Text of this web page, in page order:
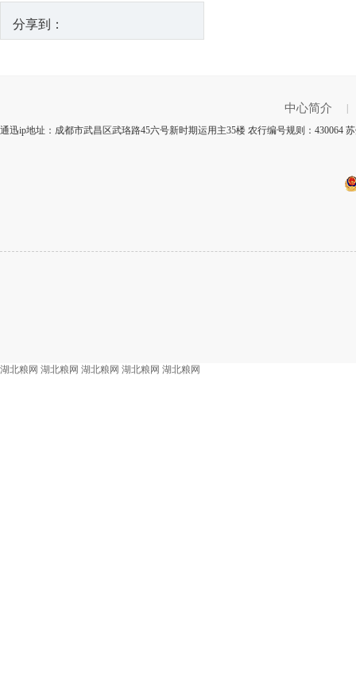
分享到：
中心简介
通迅ip地址：成都市武昌区武珞路45六号新时期运用主35楼 农行编号规则：430064
湖北粮网 湖北粮网 湖北粮网 湖北粮网 湖北粮网